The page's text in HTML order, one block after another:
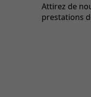
Attirez de
prestations